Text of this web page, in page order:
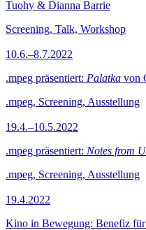
Tuohy & Dianna Barrie
Screening, Talk, Workshop
10.6.–8.7.2022
.mpeg präsentiert: Palatka von
.mpeg, Screening, Ausstellung
19.4.–10.5.2022
.mpeg präsentiert: Notes from
.mpeg, Screening, Ausstellung
19.4.2022
Kino in Bewegung: Benefiz